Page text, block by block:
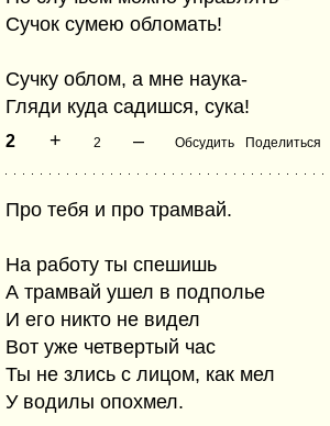
Сучок сумею обломать!
Сучку облом, а мне наука-
Гляди куда садишся, сука!
2 + 2 – Обсудить Поделиться
Про тебя и про трамвай.
На работу ты спешишь
А трамвай ушел в подполье
И его никто не видел
Вот уже четвертый час
Ты не злись с лицом, как мел
У водилы опохмел.